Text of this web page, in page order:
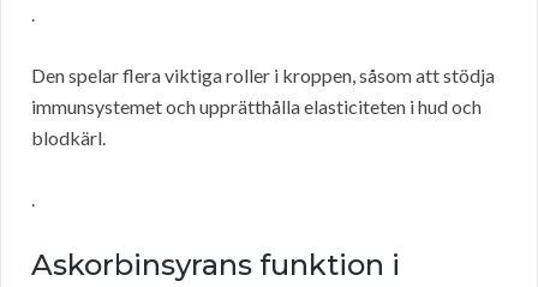
.
Den spelar flera viktiga roller i kroppen, såsom att stödja
immunsystemet och upprätthålla elasticiteten i hud och
blodkärl.
.
Askorbinsyrans funktion i